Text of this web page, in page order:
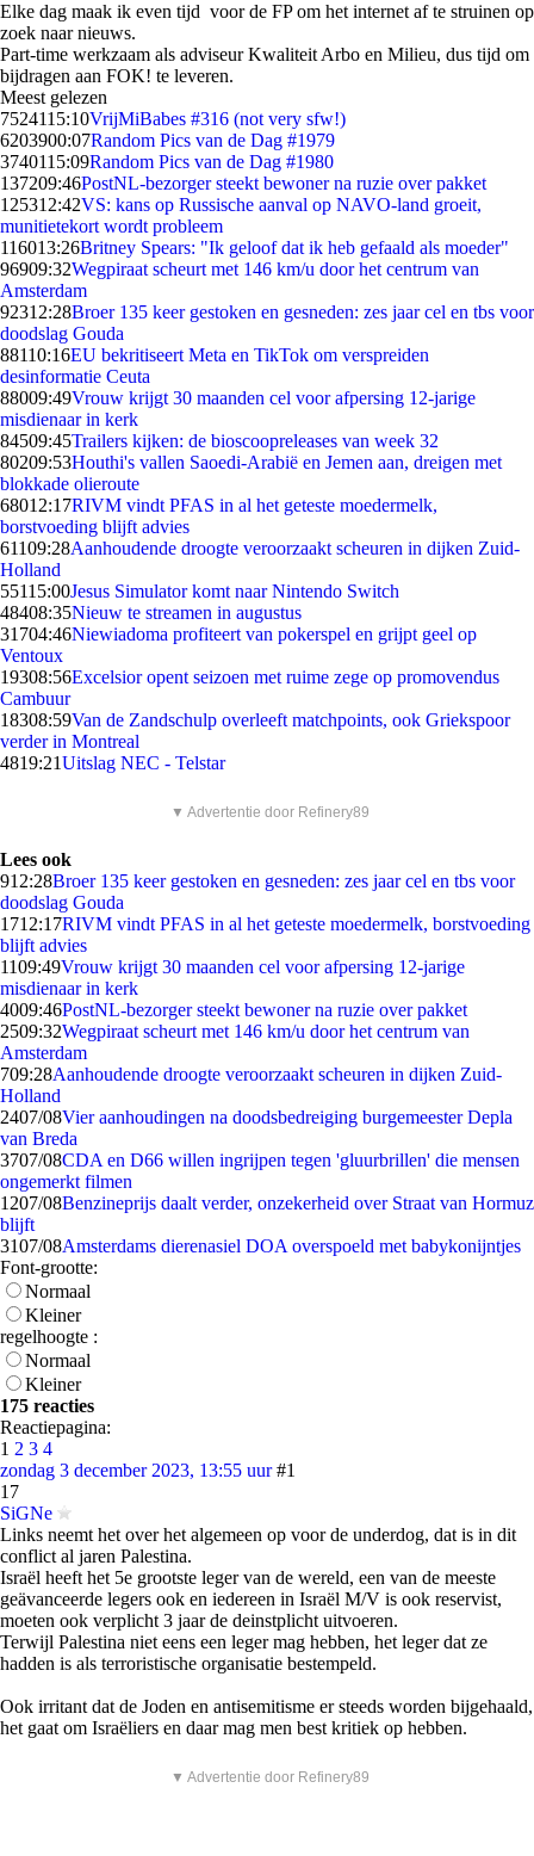
Elke dag maak ik even tijd voor de FP om het internet af te struinen op
zoek naar nieuws.
Part-time werkzaam als adviseur Kwaliteit Arbo en Milieu, dus tijd om
bijdragen aan FOK! te leveren.
Meest gelezen
7524115:10VrijMiBabes #316 (not very sfw!)
6203900:07Random Pics van de Dag #1979
3740115:09Random Pics van de Dag #1980
137209:46PostNL-bezorger steekt bewoner na ruzie over pakket
125312:42VS: kans op Russische aanval op NAVO-land groeit,
munitietekort wordt probleem
116013:26Britney Spears: "Ik geloof dat ik heb gefaald als moeder"
96909:32Wegpiraat scheurt met 146 km/u door het centrum van
Amsterdam
92312:28Broer 135 keer gestoken en gesneden: zes jaar cel en tbs voor
doodslag Gouda
88110:16EU bekritiseert Meta en TikTok om verspreiden
desinformatie Ceuta
88009:49Vrouw krijgt 30 maanden cel voor afpersing 12-jarige
misdienaar in kerk
84509:45Trailers kijken: de bioscoopreleases van week 32
80209:53Houthi's vallen Saoedi-Arabië en Jemen aan, dreigen met
blokkade olieroute
68012:17RIVM vindt PFAS in al het geteste moedermelk,
borstvoeding blijft advies
61109:28Aanhoudende droogte veroorzaakt scheuren in dijken Zuid-
Holland
55115:00Jesus Simulator komt naar Nintendo Switch
48408:35Nieuw te streamen in augustus
31704:46Niewiadoma profiteert van pokerspel en grijpt geel op
Ventoux
19308:56Excelsior opent seizoen met ruime zege op promovendus
Cambuur
18308:59Van de Zandschulp overleeft matchpoints, ook Griekspoor
verder in Montreal
4819:21Uitslag NEC - Telstar
▼ Advertentie door Refinery89
Lees ook
912:28Broer 135 keer gestoken en gesneden: zes jaar cel en tbs voor
doodslag Gouda
1712:17RIVM vindt PFAS in al het geteste moedermelk, borstvoeding
blijft advies
1109:49Vrouw krijgt 30 maanden cel voor afpersing 12-jarige
misdienaar in kerk
4009:46PostNL-bezorger steekt bewoner na ruzie over pakket
2509:32Wegpiraat scheurt met 146 km/u door het centrum van
Amsterdam
709:28Aanhoudende droogte veroorzaakt scheuren in dijken Zuid-
Holland
2407/08Vier aanhoudingen na doodsbedreiging burgemeester Depla
van Breda
3707/08CDA en D66 willen ingrijpen tegen 'gluurbrillen' die mensen
ongemerkt filmen
1207/08Benzineprijs daalt verder, onzekerheid over Straat van Hormuz
blijft
3107/08Amsterdams dierenasiel DOA overspoeld met babykonijntjes
Font-grootte:
Normaal
Kleiner
regelhoogte :
Normaal
Kleiner
175 reacties
Reactiepagina:
1 2 3 4
zondag 3 december 2023, 13:55 uur #1
17
SiGNe
Links neemt het over het algemeen op voor de underdog, dat is in dit
conflict al jaren Palestina.
Israël heeft het 5e grootste leger van de wereld, een van de meeste
geävanceerde legers ook en iedereen in Israël M/V is ook reservist,
moeten ook verplicht 3 jaar de deinstplicht uitvoeren.
Terwijl Palestina niet eens een leger mag hebben, het leger dat ze
hadden is als terroristische organisatie bestempeld.
Ook irritant dat de Joden en antisemitisme er steeds worden bijgehaald,
het gaat om Israëliers en daar mag men best kritiek op hebben.
▼ Advertentie door Refinery89